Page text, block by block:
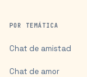
POR TEMÁTICA
Chat de amistad
Chat de amor